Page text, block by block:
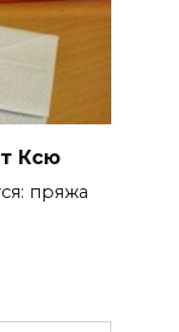
Ксю
пряжа